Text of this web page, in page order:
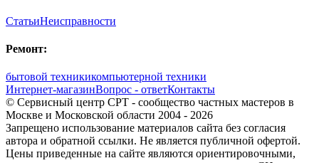
СтатьиНеисправности
Ремонт:
бытовой техникикомпьютерной техники
Интернет-магазинВопрос - ответКонтакты
© Сервисный центр СРТ - сообщество частных мастеров в
Москве и Московской области 2004 - 2026
Запрещено использование материалов сайта без согласия
автора и обратной ссылки. Не является публичной офертой.
Цены приведенные на сайте являются ориентировочными,